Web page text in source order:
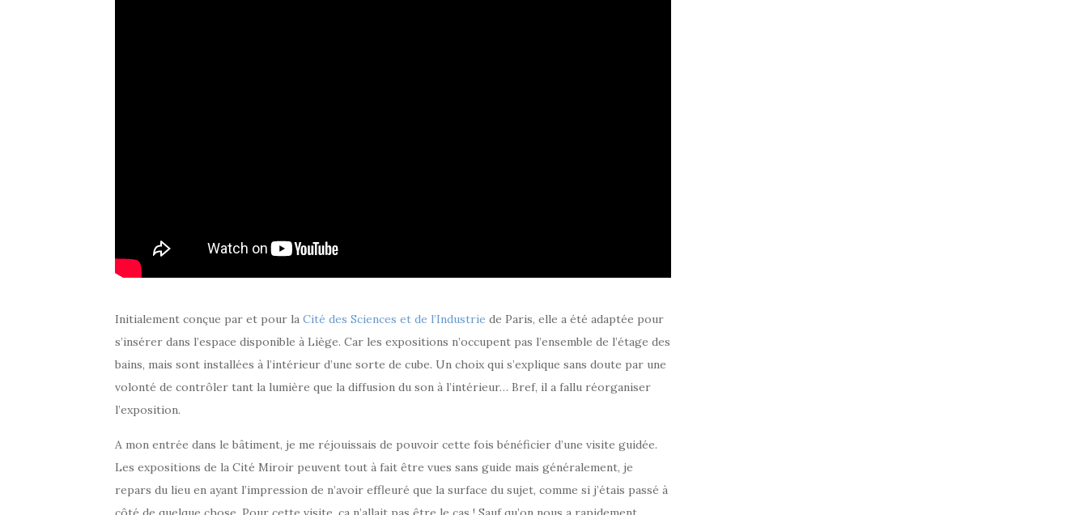
Initialement conçue par et pour la Cité des Sciences et de l’Industrie de Paris, elle a été adaptée pour
s’insérer dans l’espace disponible à Liège. Car les expositions n’occupent pas l’ensemble de l’étage des
bains, mais sont installées à l’intérieur d’une sorte de cube. Un choix qui s’explique sans doute par une
volonté de contrôler tant la lumière que la diffusion du son à l’intérieur… Bref, il a fallu réorganiser
l’exposition.
A mon entrée dans le bâtiment, je me réjouissais de pouvoir cette fois bénéficier d’une visite guidée.
Les expositions de la Cité Miroir peuvent tout à fait être vues sans guide mais généralement, je
repars du lieu en ayant l’impression de n’avoir effleuré que la surface du sujet, comme si j’étais passé à